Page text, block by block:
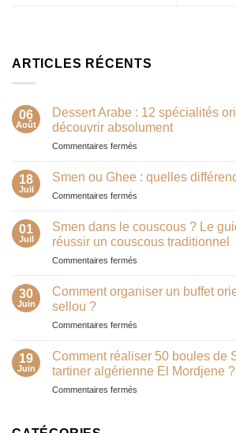
ARTICLES RÉCENTS
06
Août
Dessert Arabe : 12 spécialités
découvrir absolument
Commentaires fermés
orientales
à
18
Juil
Smen ou Ghee : quelles
Commentaires fermés
:
en
01
Juil
Smen dans le couscous ? Le
réussir un couscous traditionnel
Commentaires fermés
dans
guide
complet
30
Juin
Comment organiser un buffet
sellou ?
Commentaires fermés
organiser
buffet
19
Juin
Comment réaliser 50 boules de
tartiner algérienne El Mordjene ?
Commentaires fermés